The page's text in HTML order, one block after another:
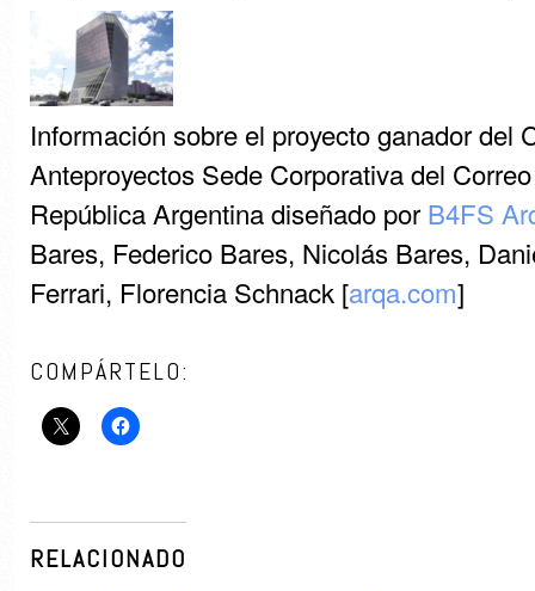
Información sobre el proyecto ganador del
Anteproyectos Sede Corporativa del
República Argentina diseñado porB4FS
Bares, Federico Bares, Nicolás Bares,
Ferrari, Florencia Schnack [arqa.com]
COMPÁRTELO:
RELACIONADO